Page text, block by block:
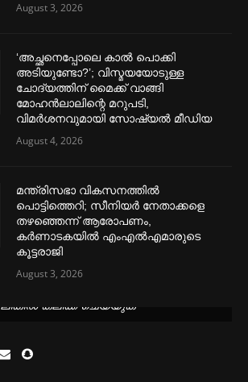
August 3, 2026
‘അച്ഛനെപ്പോലെ കാല്‍ പൊക്കി
അടിയുണ്ടോ?’; വിസ്മയയോടുള്ള
ചോദ്യത്തിന് മൈക്ക് വാങ്ങി
മോഹൻലാലിന്റെ മറുപടി,
വിമര്‍ശനവുമായി സോഷ്യല്‍ മീഡിയ
August 4, 2026
മന്ത്രിസഭാ വികസനത്തിൽ
പൊട്ടിത്തെറി; സീനിയർ നേതാക്കളെ
തഴഞ്ഞെന്ന് ആരോപണം,
കർണാടകയിൽ എംഎൽഎമാരുടെ
കൂട്ടരാജി
August 3, 2026
ലിങ്കിൽ ക്ലിക്ക് ചെയ്യുക